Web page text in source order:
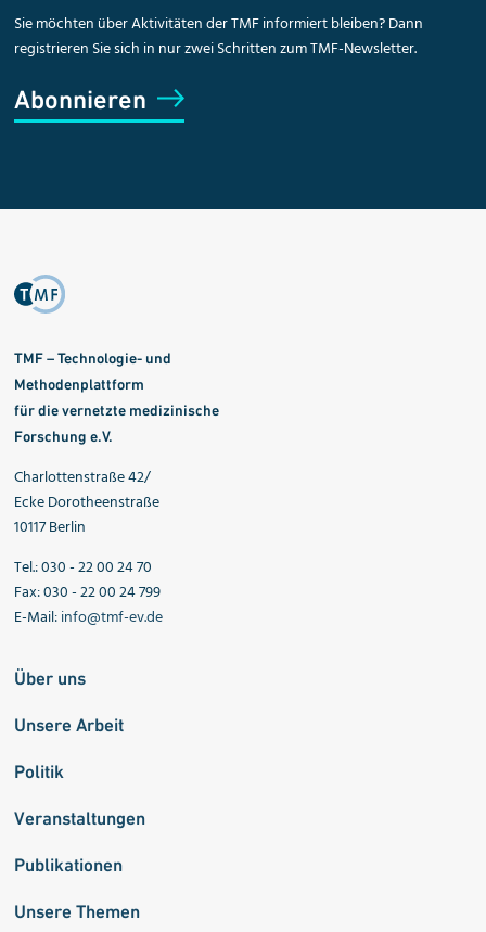
Sie möchten über Aktivitäten der TMF informiert bleiben? Dann
registrieren Sie sich in nur zwei Schritten zum TMF-Newsletter.
Abonnieren
TMF – Technologie- und
Methodenplattform
für die vernetzte medizinische
Forschung e.V.
Charlottenstraße 42/
Ecke Dorotheenstraße
10117 Berlin
Tel.: 030 - 22 00 24 70
Fax: 030 - 22 00 24 799
E-Mail:info@tmf-ev.de
Über uns
Unsere Arbeit
Politik
Veranstaltungen
Publikationen
Unsere Themen